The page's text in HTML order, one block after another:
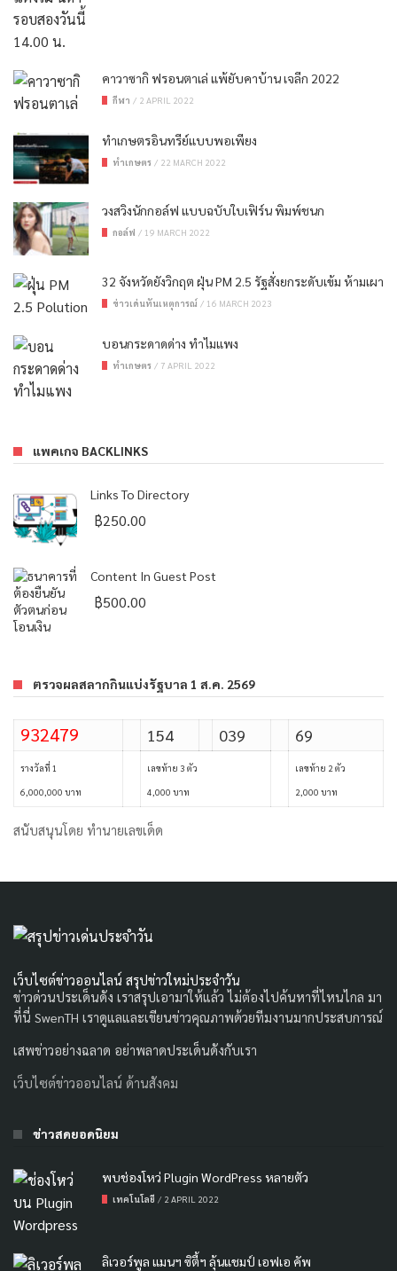
คาวาซากิ ฟรอนตาเล่ แพ้ยับคาบ้าน เจลีก 2022
กีฬา / 2 APRIL 2022
ทำเกษตรอินทรีย์แบบพอเพียง
ทำเกษตร / 22 MARCH 2022
วงสวิงนักกอล์ฟ แบบฉบับใบเฟิร์น พิมพ์ชนก
กอล์ฟ / 19 MARCH 2022
32 จังหวัดยังวิกฤต ฝุ่น PM 2.5 รัฐสั่งยกระดับเข้ม ห้ามเผา
ข่าวเด่นทันเหตุการณ์ / 16 MARCH 2023
บอนกระดาดด่าง ทําไมแพง
ทำเกษตร / 7 APRIL 2022
แพคเกจ BACKLINKS
Links To Directory
฿250.00
Content In Guest Post
฿500.00
ตรวจผลสลากกินแบ่งรัฐบาล 1 ส.ค. 2569
932479 154 039 69
รางวัลที่ 1
6,000,000 บาท
เลขท้าย 3 ตัว
4,000 บาท
เลขท้าย 2 ตัว
2,000 บาท
สนับสนุนโดย ทำนายเลขเด็ด
เว็บไซต์ข่าวออนไลน์ สรุปข่าวใหม่ประจำวัน
ข่าวด่วนประเด็นดัง เราสรุปเอามาให้แล้ว ไม่ต้องไปค้นหาที่ไหนไกล มา
ที่นี่ SwenTH เราดูแลและเขียนข่าวคุณภาพด้วยทีมงานมากประสบการณ์
เสพข่าวอย่างฉลาด อย่าพลาดประเด็นดังกับเรา
เว็บไซต์ข่าวออนไลน์ ด้านสังคม
ข่าวสดยอดนิยม
พบช่องโหว่ Plugin WordPress หลายตัว
เทคโนโลยี / 2 APRIL 2022
ลิเวอร์พูล แมนฯ ซิตี้ฯ ลุ้นแชมป์ เอฟเอ คัพ